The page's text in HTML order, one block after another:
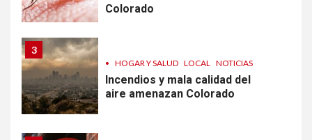
Colorado
3
• HOGAR Y SALUD LOCAL NOTICIAS
Incendios y mala calidad del
aire amenazan Colorado